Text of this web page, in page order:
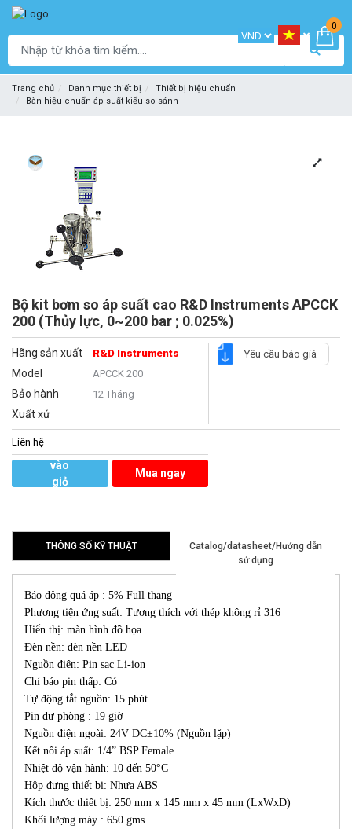
0
Trang chủ Danh mục thiết bị
Thiết bị hiệu chuẩn
Bàn hiệu chuẩn áp suất kiểu so sánh
Bộ kit bơm so áp suất cao R&D Instruments APCCK
200 (Thủy lực, 0~200 bar ; 0.025%)
Hãng sản xuất R&D Instruments
Model APCCK 200
Bảo hành 12 Tháng
Xuất xứ
Yêu cầu báo giá
Liên hệ
vào
giỏ
Mua ngay
THÔNG SỐ KỸ THUẬT
Catalog/datasheet/Hướng dẫn
sử dụng
Báo động quá áp : 5% Full thang
Phương tiện ứng suất: Tương thích với thép không rỉ 316
Hiển thị: màn hình đồ họa
Đèn nền: đèn nền LED
Nguồn điện: Pin sạc Li-ion
Chỉ báo pin thấp: Có
Tự động tắt nguồn: 15 phút
Pin dự phòng : 19 giờ
Nguồn điện ngoài: 24V DC±10% (Nguồn lặp)
Kết nối áp suất: 1/4” BSP Female
Nhiệt độ vận hành: 10 đến 50°C
Hộp đựng thiết bị: Nhựa ABS
Kích thước thiết bị: 250 mm x 145 mm x 45 mm (LxWxD)
Khối lượng máy : 650 gms